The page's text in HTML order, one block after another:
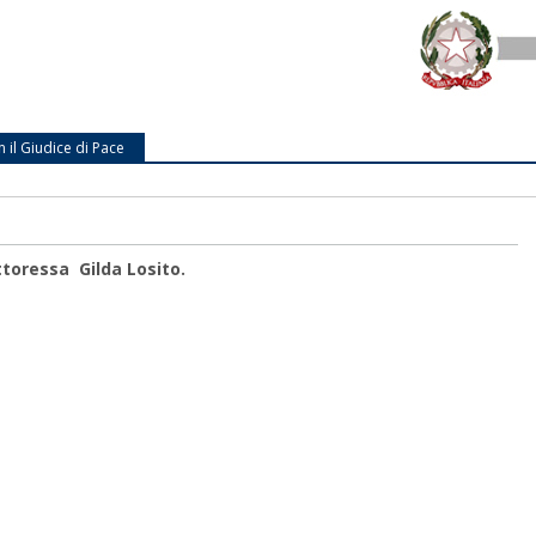
il Giudice di Pace
Gilda Losito.